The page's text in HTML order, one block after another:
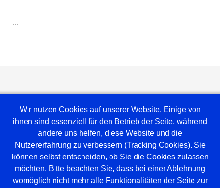
Weblinks
Wir nutzen Cookies auf unserer Website. Einige von
ihnen sind essenziell für den Betrieb der Seite, während
andere uns helfen, diese Website und die
Nutzererfahrung zu verbessern (Tracking Cookies). Sie
können selbst entscheiden, ob Sie die Cookies zulassen
möchten. Bitte beachten Sie, dass bei einer Ablehnung
womöglich nicht mehr alle Funktionalitäten der Seite zur